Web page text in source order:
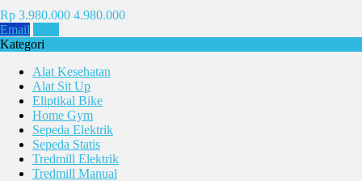
Rp 3.980.000 4.980.000
Email
Kategori
Alat Kesehatan
Alat Sit Up
Eliptikal Bike
Home Gym
Sepeda Elektrik
Sepeda Statis
Tredmill Elektrik
Tredmill Manual